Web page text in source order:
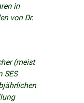
in
von Dr.
(meist
SES